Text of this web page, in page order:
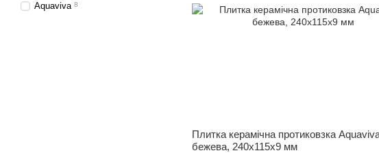
Плитка керамічна протиковзка
бежева, 240х115х9 мм
Aquaviva 8